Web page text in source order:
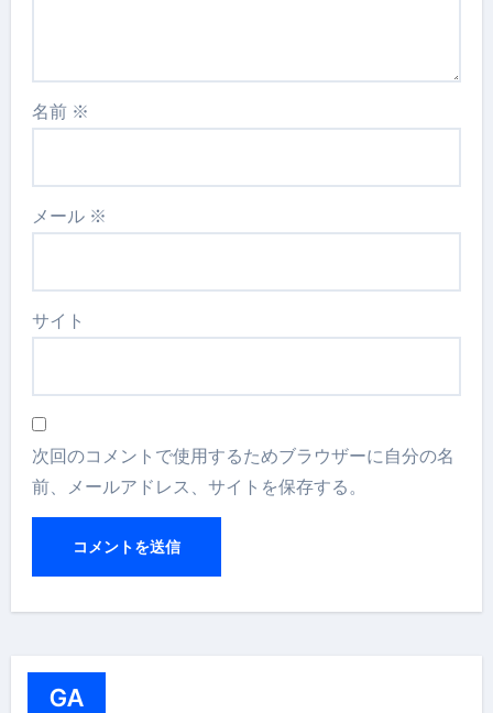
名前 ※
メール ※
サイト
次回のコメントで使用するためブラウザーに自分の名
前、メールアドレス、サイトを保存する。
GA